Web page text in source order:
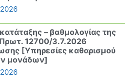
– βαθμολογίας της
Πρωτ. 12700/3.7.2026
[Υπηρεσίες καθαρισμού
μονάδων]